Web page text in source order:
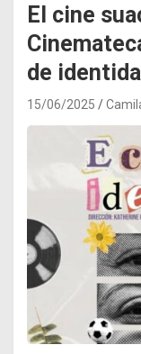
El cine
de
15/06/2025